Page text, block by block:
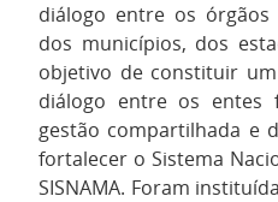
diálogo entre os
dos municípios, dos
objetivo de constituir
diálogo entre os entes
gestão compartilhada e
fortalecer o Sistema
SISNAMA. Foram